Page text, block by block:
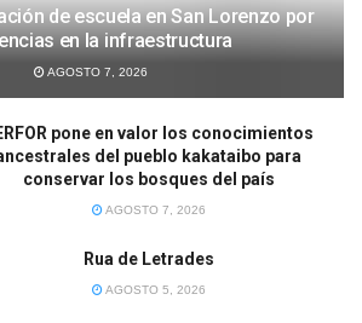
de escuela en San Lorenzo por
en la infraestructura
AGOSTO 7, 2026
pone en valor los conocimientos
del pueblo kakataibo para
conservar los bosques del país
AGOSTO 7, 2026
Rua de Letrades
AGOSTO 5, 2026